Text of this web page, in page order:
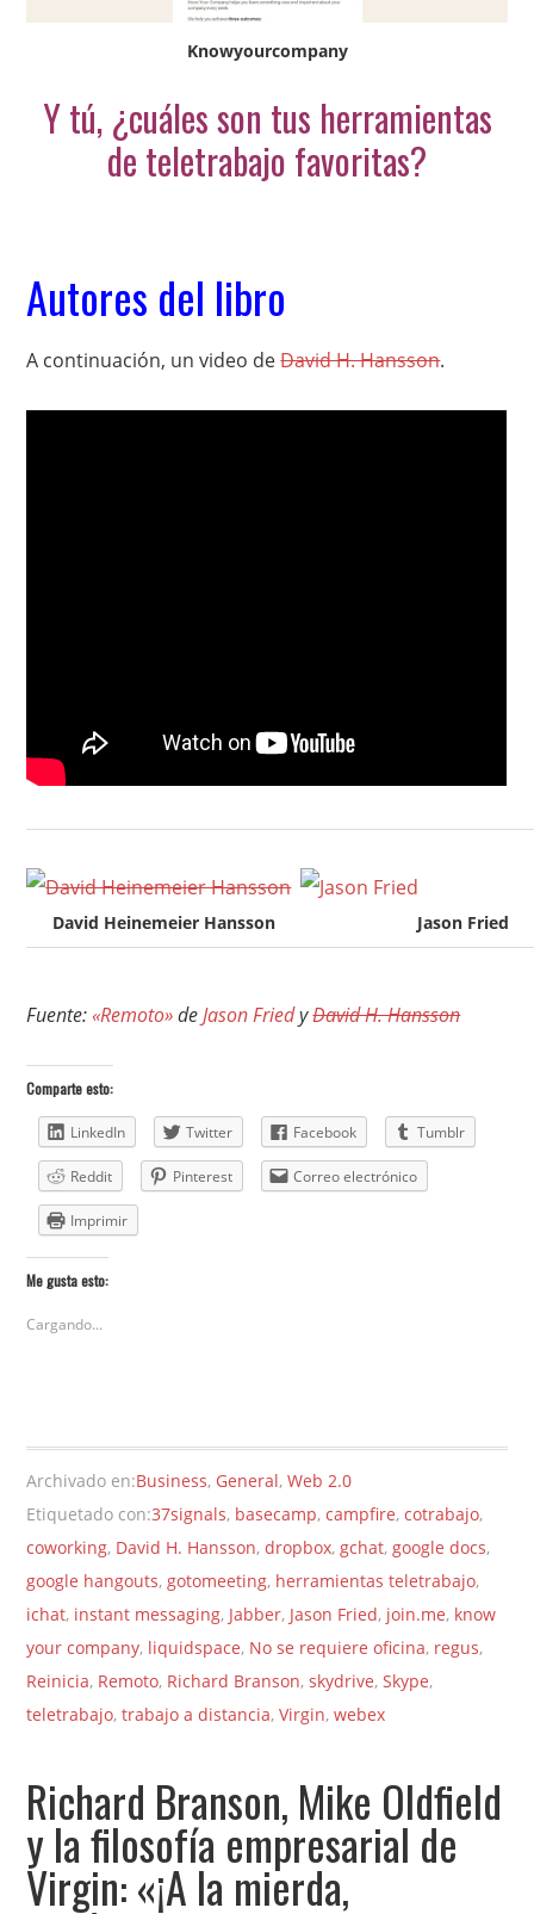
Knowyourcompany
Y tú, ¿cuáles son tus herramientas
de teletrabajo favoritas?
Autores del libro
A continuación, un video deDavid H. Hansson.
David Heinemeier Hansson Jason Fried
Fuente:«Remoto»deJason FriedyDavid H. Hansson
Comparte esto:
LinkedIn Twitter Facebook Tumblr
Reddit Pinterest Correo electrónico
Imprimir
Me gusta esto:
Cargando...
Archivado en:Business, General,Web 2.0
Etiquetado con:37signals, basecamp,campfire,cotrabajo,
coworking, David H. Hansson,dropbox, gchat, google docs,
google hangouts, gotomeeting, herramientas teletrabajo,
ichat, instant messaging, Jabber, Jason Fried, join.me, know
your company, liquidspace, No se requiere oficina, regus,
Reinicia, Remoto, Richard Branson,skydrive,Skype,
teletrabajo,trabajo a distancia,Virgin,webex
Richard Branson, Mike Oldfield
y la filosofía empresarial de
Virgin: «¡A la mierda,